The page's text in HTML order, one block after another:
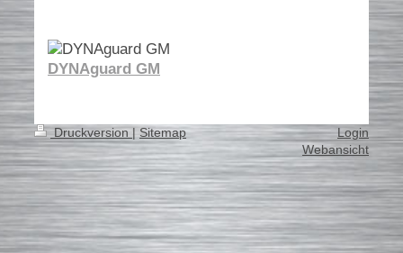
DYNAguard GM
Druckversion| Sitemap
Login
Webansicht